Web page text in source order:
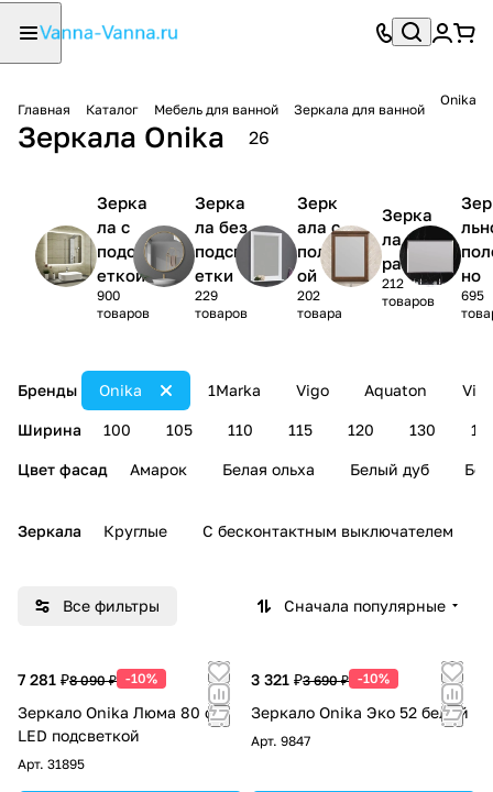
Главная Каталог Мебель для ванной Зеркала для ванной
Onika
Зеркала Onika 26
Зерка
ла с
подсв
еткой
900
товаров
Зерка
ла без
подсв
етки
229
товаров
Зерк
ала с
полк
ой
202
товара
Зерка
ла в
раме
212
товаров
но
695
Бренды 1Marka Vigo Aquaton
Onika
Ширина 100 105 110 115 120 130
Цвет фасад Амарок Белая ольха Белый дуб
Зеркала Круглые С бесконтактным выключателем
Все фильтры Сначала популярные
7 281 ₽8 090 ₽ -10%
Зеркало Onika Люма 80 с
LED подсветкой
Арт. 31895
3 321 ₽3 690 ₽ -10%
Зеркало Onika Эко 52 белый
Арт. 9847